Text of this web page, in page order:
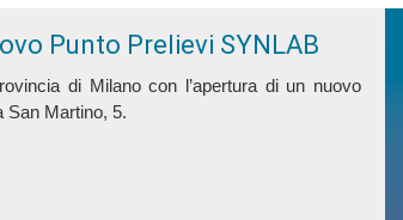
Punto Prelievi SYNLAB
di Milanocon l’apertura di un nuovo
San Martino, 5.